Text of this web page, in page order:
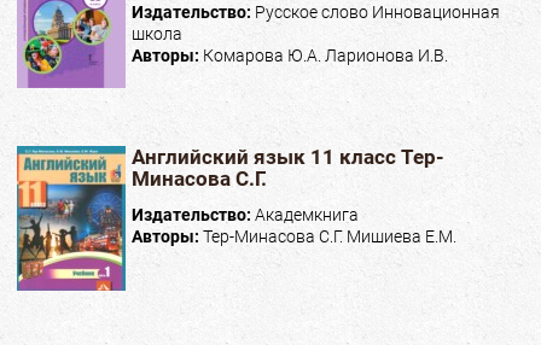
Издательство: Русское слово Инновационная
школа
Авторы: Комарова Ю.А. Ларионова И.В.
Английский язык 11 класс Тер-
Минасова С.Г.
Издательство: Академкнига
Авторы:Тер-Минасова С.Г. Мишиева Е.М.